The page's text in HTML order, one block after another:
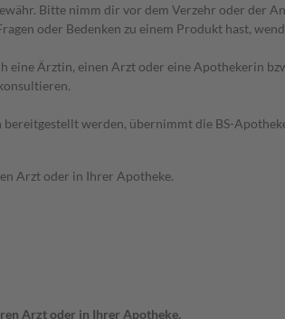
Bitte nimm dir vor dem Verzehr oder der
oder Bedenken zu einem Produkt hast,
Ärztin, einen Arzt oder eine Apothekerin
werden, übernimmt die BS-
Arzt oder in Ihrer Apotheke.
Arzt oder in Ihrer Apotheke.